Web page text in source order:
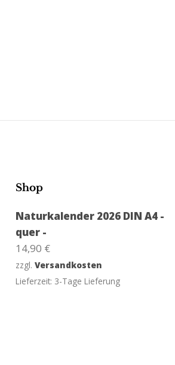
Shop
Naturkalender 2026 DIN A4 -
quer -
14,90 €
zzgl.Versandkosten
Lieferzeit: 3-Tage Lieferung